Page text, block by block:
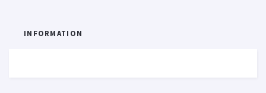
INFORMATION